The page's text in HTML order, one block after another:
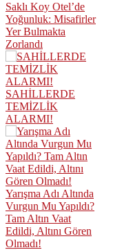
Saklı Koy Otel’de
Yoğunluk: Misafirler
Yer Bulmakta
Zorlandı
SAHİLLERDE
TEMİZLİK
ALARMI!
Yarışma Adı Altında
Vurgun Mu Yapıldı?
Tam Altın Vaat
Edildi, Altını Gören
Olmadı!